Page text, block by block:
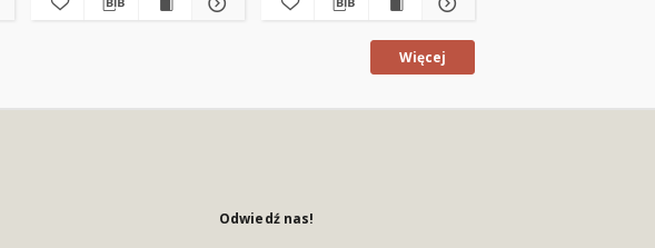
Więcej
Odwiedź nas!